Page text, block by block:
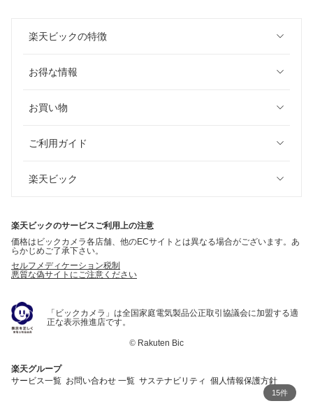
楽天ビックの特徴
お得な情報
お買い物
ご利用ガイド
楽天ビック
楽天ビックのサービスご利用上の注意
価格はビックカメラ各店舗、他のECサイトとは異なる場合がございます。あ
らかじめご了承下さい。
セルフメディケーション税制
悪質な偽サイトにご注意ください
「ビックカメラ」は全国家庭電気製品公正取引協議会に加盟する適
正な表示推進店です。
© Rakuten Bic
楽天グループ
サービス一覧 お問い合わせ 一覧 サステナビリティ 個人情報保護方針
15件